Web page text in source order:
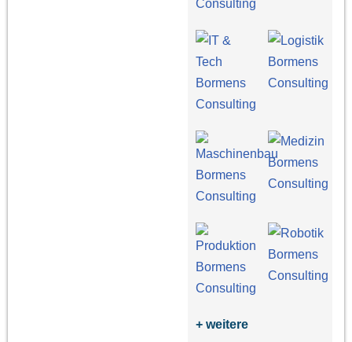
+ weitere